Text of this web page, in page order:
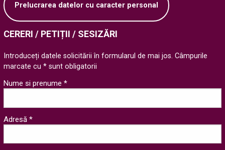
Prelucrarea datelor cu caracter personal
CERERI / PETIȚII / SESIZĂRI
Introduceți datele solicitării în formularul de mai jos. Câmpurile
marcate cu * sunt obligatorii
Nume si prenume *
Adresă *